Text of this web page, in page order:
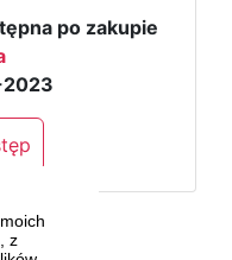
z
po zakupie